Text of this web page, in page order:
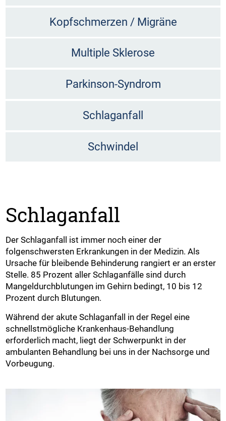
Kopfschmerzen / Migräne
Multiple Sklerose
Parkinson-Syndrom
Schlaganfall
Schwindel
Schlaganfall
Der Schlaganfall ist immer noch einer der
folgenschwersten Erkrankungen in der Medizin. Als
Ursache für bleibende Behinderung rangiert er an erster
Stelle. 85 Prozent aller Schlaganfälle sind durch
Mangeldurchblutungen im Gehirn bedingt, 10 bis 12
Prozent durch Blutungen.
Während der akute Schlaganfall in der Regel eine
schnellstmögliche Krankenhaus-Behandlung
erforderlich macht, liegt der Schwerpunkt in der
ambulanten Behandlung bei uns in der Nachsorge und
Vorbeugung.